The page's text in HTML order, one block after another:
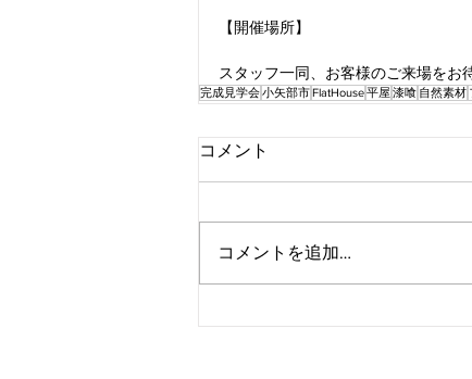
【開催場所】
スタッフ一同、お客様のご来場をお
完成見学会小矢部市FlatHouse平屋 漆喰 自然素材
コメント
コメントを追加…